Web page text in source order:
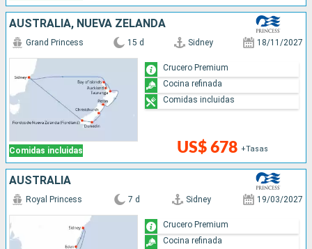
AUSTRALIA, NUEVA ZELANDA
Comidas incluidas
Grand Princess 15 d Sidney 18/11/2027
US$ 678 +Tasas
Crucero Premium
Cocina refinada
Comidas incluidas
AUSTRALIA
Royal Princess 7 d Sidney 19/03/2027
Crucero Premium
Cocina refinada